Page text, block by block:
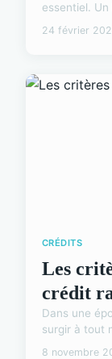
essentiel.
24 février
CRÉDITS
Les
crédit
Dans une
surgir à tout
8 novembre